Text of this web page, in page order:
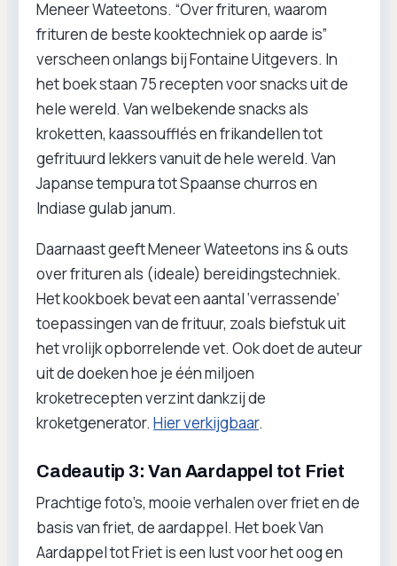
Meneer Wateetons. “Over frituren, waarom
frituren de beste kooktechniek op aarde is”
verscheen onlangs bij Fontaine Uitgevers. In
het boek staan 75 recepten voor snacks uit de
hele wereld. Van welbekende snacks als
kroketten, kaassoufflés en frikandellen tot
gefrituurd lekkers vanuit de hele wereld. Van
Japanse tempura tot Spaanse churros en
Indiase gulab janum.
Daarnaast geeft Meneer Wateetons ins & outs
over frituren als (ideale) bereidingstechniek.
Het kookboek bevat een aantal ‘verrassende’
toepassingen van de frituur, zoals biefstuk uit
het vrolijk opborrelende vet. Ook doet de auteur
uit de doeken hoe je één miljoen
kroketrecepten verzint dankzij de
kroketgenerator. Hier verkijgbaar.
Cadeautip 3: Van Aardappel tot Friet
Prachtige foto’s, mooie verhalen over friet en de
basis van friet, de aardappel. Het boek Van
Aardappel tot Friet is een lust voor het oog en